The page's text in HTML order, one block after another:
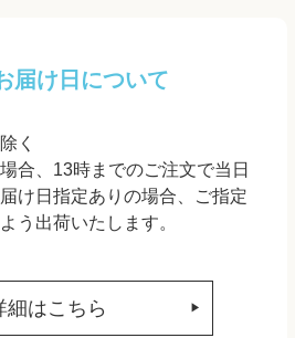
届け日について
く
合、13時までのご注文で当日
け日指定ありの場合、ご指定
う出荷いたします。
細はこちら